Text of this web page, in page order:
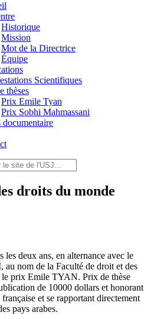
Historique
Mission
Mot de la Directrice
Équipe
Scientifiques
thèses
Prix Emile Tyan
Prix Sobhi Mahmassani
documentaire
droits du monde
deux ans, en alternance avec le
nom de la Faculté de droit et des
le prix Emile TYAN. Prix de thèse
de 10000 dollars et honorant
et se rapportant directement
pays arabes.